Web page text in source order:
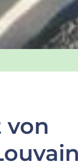
von